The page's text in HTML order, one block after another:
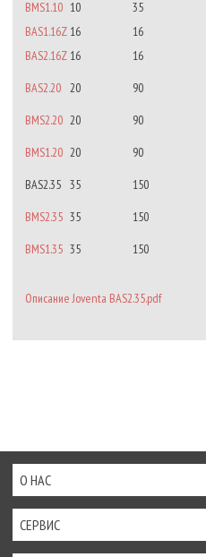
BMS1.10 10 35
BAS1.16Z 16 16
BAS2.16Z 16 16
BAS2.20 20 90
BMS2.20 20 90
BMS1.20 20 90
BAS2.35 35 150
BMS2.35 35 150
BMS1.35 35 150
Описание Joventa BAS2.35.pdf
О НАС
СЕРВИС